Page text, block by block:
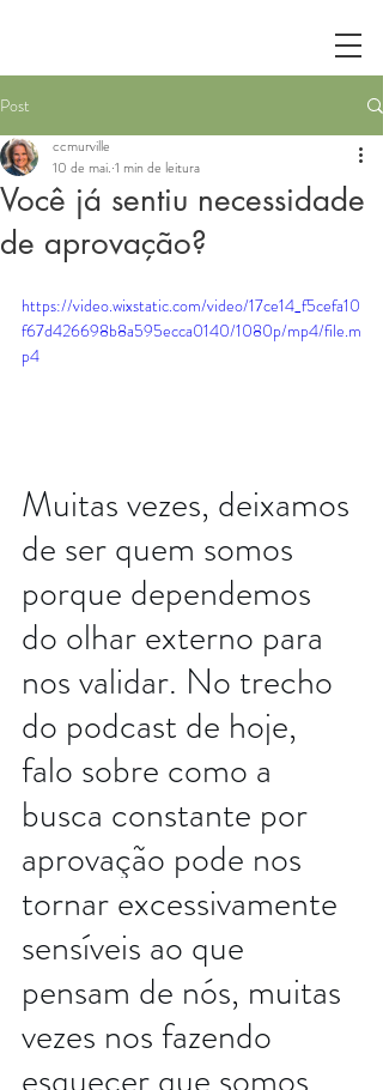
Post
Você já sentiu necessidade
de aprovação?
ccmurville
10 de mai. 1 min de leitura
https://video.wixstatic.com/video/17ce14_f5cefa10
f67d426698b8a595ecca0140/1080p/mp4/file.m
p4
Muitas vezes, deixamos
de ser quem somos
porque dependemos
do olhar externo para
nos validar. No trecho
do podcast de hoje,
falo sobre como a
busca constante por
aprovação pode nos
tornar excessivamente
sensíveis ao que
pensam de nós, muitas
vezes nos fazendo